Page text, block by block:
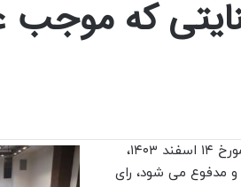
که
اعضای هیات عمومی دیوان عالی کشور در جلسه امروز این دیوان مورخ ۱۴ اسفند ۱۴۰۳،
و مدفوع می شود، رای